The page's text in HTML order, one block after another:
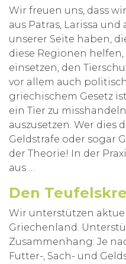
Wir freuen uns, dass
aus Patras, Larissa
unserer Seite haben,
diese Regionen
einsetzen, den
vor allem auch
griechischem Gesetz
ein Tier zu
auszusetzen. Wer dies
Geldstrafe oder sogar
der Theorie! In der
aus …
Den
Wir unterstützen
Griechenland.
Zusammenhang: Je
Futter-, Sach- und